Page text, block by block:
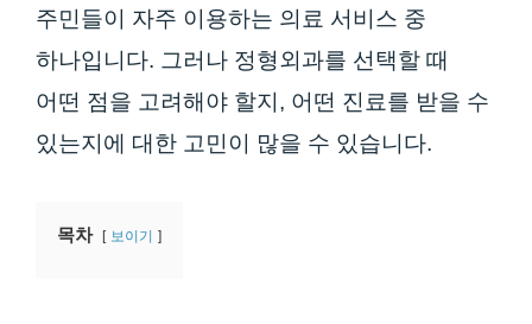
주민들이 자주 이용하는 의료 서비스 중
하나입니다. 그러나 정형외과를 선택할 때
어떤 점을 고려해야 할지, 어떤 진료를 받을 수
있는지에 대한 고민이 많을 수 있습니다.
목차 보이기